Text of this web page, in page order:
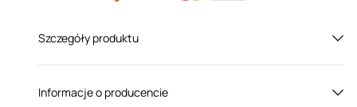
Szczegóły produktu
Informacje o producencie